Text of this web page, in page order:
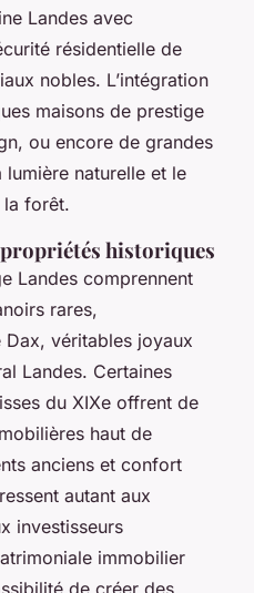
Landes avec
résidentielle de
nobles. L’intégration
maisons de prestige
ou encore de grandes
naturelle et le
la forêt.
historiques
Landes comprennent
rares,
véritables joyaux
Landes. Certaines
du XIXe offrent de
haut de
anciens et confort
autant aux
investisseurs
immobilier
de créer des